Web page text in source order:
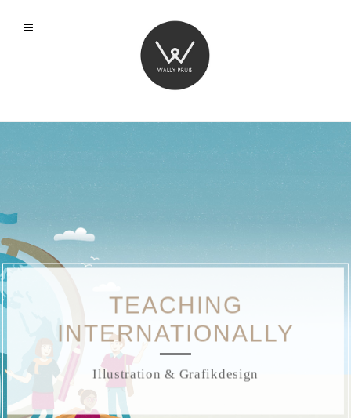
TEACHING
INTERNATIONALLY
Illustration & Grafikdesign